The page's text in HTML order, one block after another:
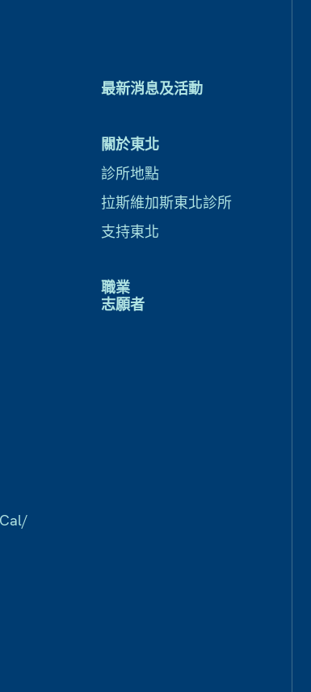
最新消息及活動
關於東北
診所地點
拉斯維加斯東北診所
支持東北
職業
志願者